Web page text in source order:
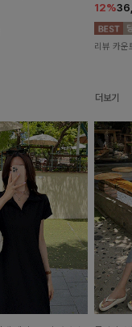
12%
리뷰 카운
더보기